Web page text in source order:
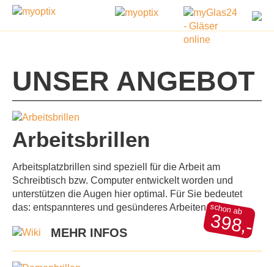
UNSER ANGEBOT
Arbeitsbrillen
Arbeitsplatzbrillen sind speziell für die Arbeit am
Schreibtisch bzw. Computer entwickelt worden und
unterstützen die Augen hier optimal. Für Sie bedeutet
das: entspannteres und gesünderes Arbeiten.
MEHR INFOS
schon ab
398,-